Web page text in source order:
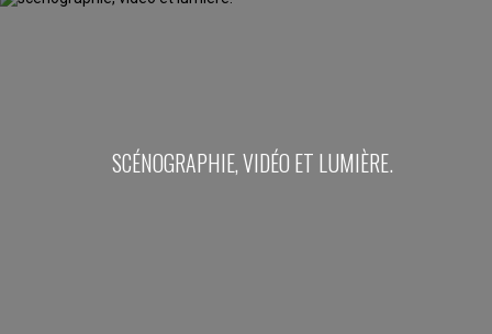
SCÉNOGRAPHIE, VIDÉO ET LUMIÈRE.